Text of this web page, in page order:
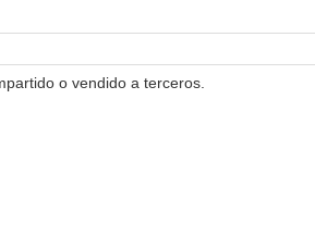
o vendido a terceros.